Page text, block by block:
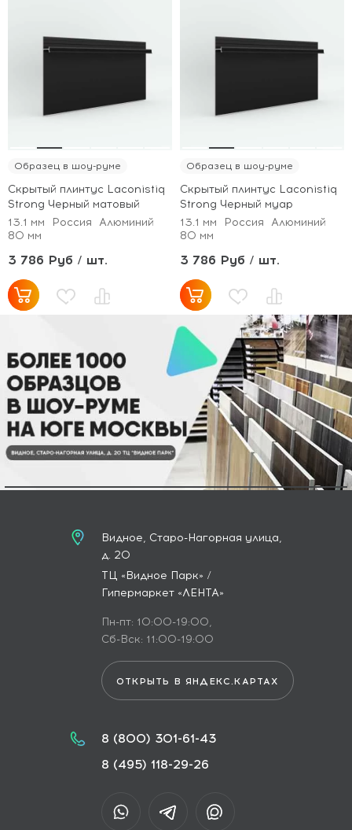
Образец в шоу-руме
Скрытый плинтус Laconistiq
Strong Черный матовый
13.1 мм
Россия Алюминий
80 мм
3 786 Руб / шт.
Образец в шоу-руме
Скрытый плинтус Laconistiq
Strong Черный муар
13.1 мм
Россия Алюминий
80 мм
3 786 Руб / шт.
Видное, Старо-Нагорная улица,
д. 20
ТЦ «Видное Парк» /
Гипермаркет «ЛЕНТА»
Пн-пт: 10:00-19:00,
Сб-Вск: 11:00-19:00
ОТКРЫТЬ В ЯНДЕКС.КАРТАХ
8 (800) 301-61-43
8 (495) 118-29-26